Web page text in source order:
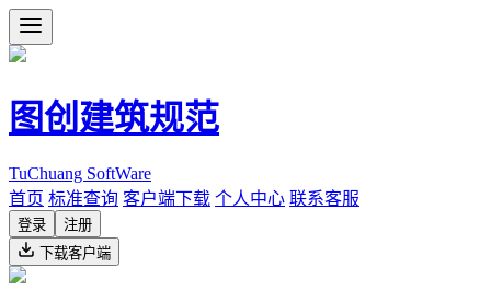
图创建筑规范
TuChuang SoftWare
首页 标准查询 客户端下载 个人中心 联系客服
登录
注册
下载客户端